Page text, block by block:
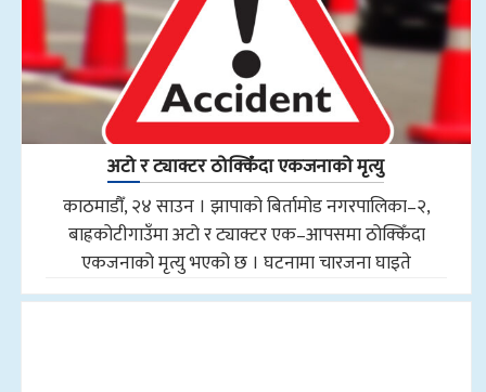
अटो र ट्याक्टर ठोक्किँदा एकजनाको मृत्यु
काठमाडौँ, २४ साउन । झापाको बिर्तामोड नगरपालिका–२,
बाह्रकोटीगाउँमा अटो र ट्याक्टर एक–आपसमा ठोक्किँदा
एकजनाको मृत्यु भएको छ । घटनामा चारजना घाइते